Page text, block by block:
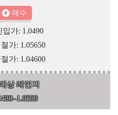
매수
입가: 1.0490
가: 1.05650
가: 1.04600
상 레인지